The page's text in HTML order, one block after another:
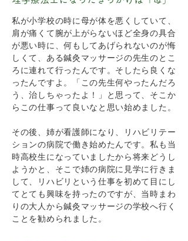
私が小学校の時に母が体を悪くしていて、
肩が痛くて腕が上がらないほど全身の具合
が悪い時に、何もしてあげられないのが悔
しくて、ある鍼灸マッサージの先生のとこ
ろに連れて行ったんです。そしたら良くな
ったんですよ。「この先生何やったんだろ
う、治しちゃったよ！」と思って、そこか
らこの仕事って良いなと思い始めました。
その後、姉が看護師になり、リハビリテー
ションの病院で働き始めたんです。私も当
時高校生になっていましたから将来どうし
ようかと、そこで姉の病院に見学に行きま
して、リハビリという仕事を初めて目にし
てとても興味を持ったのですが、当時まわ
りの大人から鍼灸マッサージの学校へ行く
ことを勧められました。